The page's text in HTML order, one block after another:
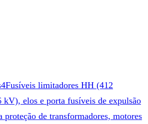
4Fusíveis limitadores HH (412
kV), elos e porta fusíveis de expulsão
proteção de transformadores, motores